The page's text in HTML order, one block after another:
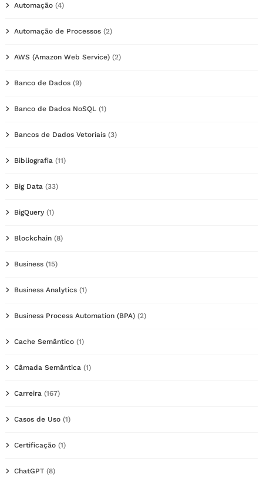
Automação (4)
Automação de Processos (2)
AWS (Amazon Web Service) (2)
Banco de Dados (9)
Banco de Dados NoSQL (1)
Bancos de Dados Vetoriais (3)
Bibliografia (11)
Big Data (33)
BigQuery (1)
Blockchain (8)
Business (15)
Business Analytics (1)
Business Process Automation (BPA) (2)
Cache Semântico (1)
Câmada Semântica (1)
Carreira (167)
Casos de Uso (1)
Certificação (1)
ChatGPT (8)